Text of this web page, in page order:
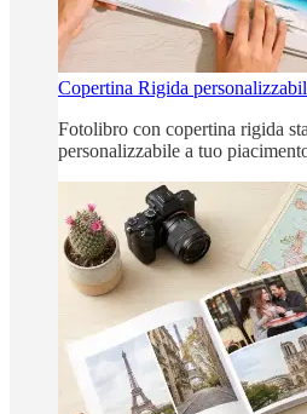
Copertina Rigida
Fotolibro con copertina rigida
personalizzabile a tuo